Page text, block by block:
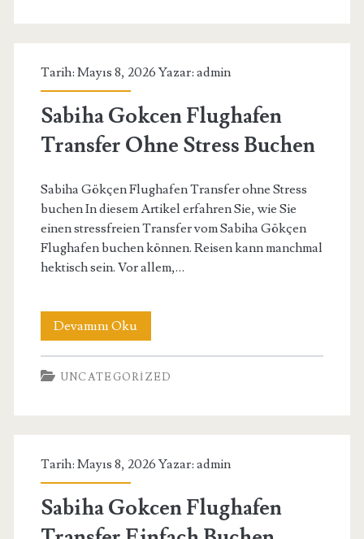
Belgeler
Tarih: Mayıs 8, 2026 Yazar: admin
Sabiha Gokcen Flughafen
Transfer Ohne Stress Buchen
Sabiha Gökçen Flughafen Transfer ohne Stress
buchen In diesem Artikel erfahren Sie, wie Sie
einen stressfreien Transfer vom Sabiha Gökçen
Flughafen buchen können. Reisen kann manchmal
hektisch sein. Vor allem,…
Devamını OkuSabiha
Gokcen
Flughafen
Stress
Buchen
UNCATEGORIZED
Tarih: Mayıs 8, 2026 Yazar: admin
Sabiha Gokcen Flughafen